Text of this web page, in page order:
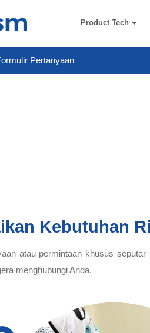
Product Tech
Pertanyaan
Kebutuhan
atau permintaan khusus
menghubungi Anda.